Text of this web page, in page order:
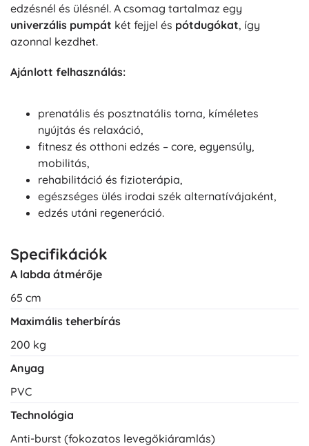
edzésnél és ülésnél. A csomag tartalmaz egy
univerzális pumpát két fejjel és pótdugókat, így
azonnal kezdhet.
Ajánlott felhasználás:
prenatális és posztnatális torna, kíméletes
nyújtás és relaxáció,
fitnesz és otthoni edzés – core, egyensúly,
mobilitás,
rehabilitáció és fizioterápia,
egészséges ülés irodai szék alternatívájaként,
edzés utáni regeneráció.
Specifikációk
A labda átmérője
65 cm
Maximális teherbírás
200 kg
Anyag
PVC
Technológia
Anti-burst (fokozatos levegőkiáramlás)